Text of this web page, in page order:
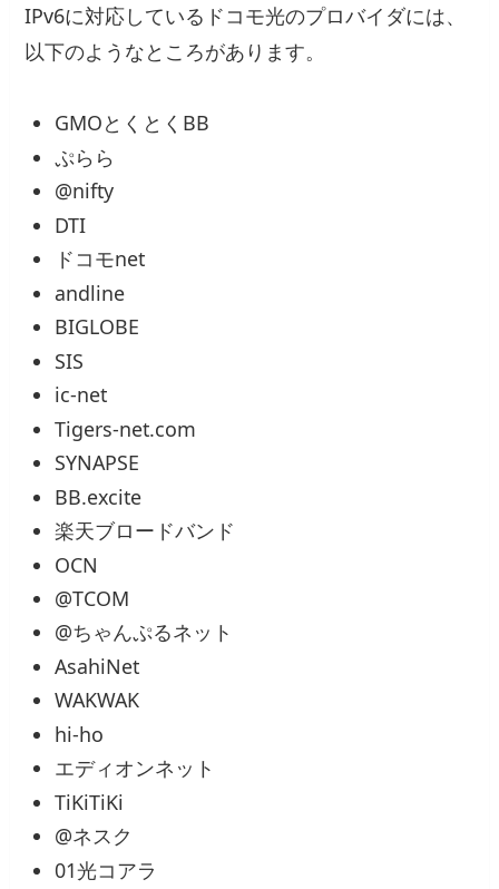
IPv6に対応しているドコモ光のプロバイダには、
以下のようなところがあります。
GMOとくとくBB
ぷらら
@nifty
DTI
ドコモnet
andline
BIGLOBE
SIS
ic-net
Tigers-net.com
SYNAPSE
BB.excite
楽天ブロードバンド
OCN
@TCOM
@ちゃんぷるネット
AsahiNet
WAKWAK
hi-ho
エディオンネット
TiKiTiKi
@ネスク
01光コアラ